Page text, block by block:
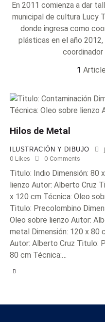
En 2011 comienza a dar
municipal de cultura Lucy
donde ingresa como
plásticas en el año
1
Hilos de Metal
ILUSTRACIÓN Y DIBUJO
0 Likes 0 Comments
Titulo: Indio Dimensión: 80
lienzo Autor: Alberto Cruz
x 120 cm Técnica: Oleo
Titulo: Precolombino
Oleo sobre lienzo Autor:
metal Dimensión: 120 x 80
Autor: Alberto Cruz Titulo:
80 cm Técnica:…